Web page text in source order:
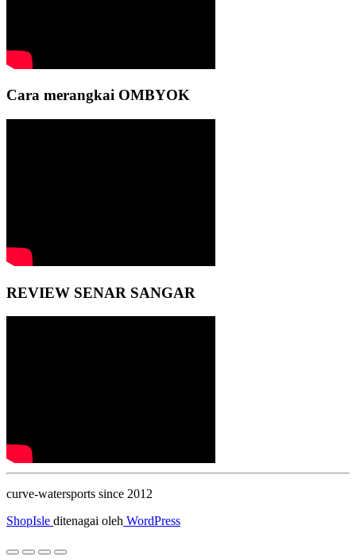
Cara merangkai OMBYOK
REVIEW SENAR SANGAR
curve-watersports since 2012
ShopIsle ditenagai oleh WordPress